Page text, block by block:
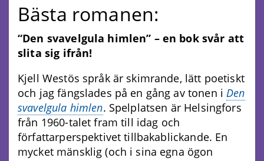
Bästa romanen:
“Den svavelgula himlen” – en bok svår att
slita sig ifrån!
Kjell Westös språk är skimrande, lätt poetiskt
och jag fängslades på en gång av tonen iDen
svavelgula himlen. Spelplatsen är Helsingfors
från 1960-talet fram till idag och
författarperspektivet tillbakablickande. En
mycket mänsklig (och i sina egna ögon